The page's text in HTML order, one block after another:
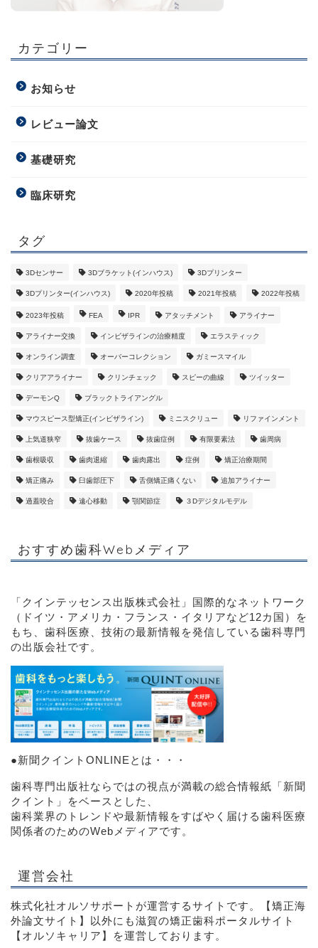
カテゴリー
お知らせ
レビュー論文
基礎研究
臨床研究
タグ
3Dセンサー 3Dブラケット(インハウス) 3Dプリンター
3Dプリンター(インハウス) 2020年投稿 2021年投稿 2022年投稿
2023年投稿 FEA IPR アタッチメント アライナー
アライナー交換 インビザラインの治療精度 エラスティック
オンライン調査 オーバーコレクション ガミースマイル
クリアアライナー クリンチェック スピーの曲線 ツイッター
デーモンQ ブラックトライアングル
マウスピース型矯正(インビザライン) ミニスクリュー リファインメント
上気道狭窄 抜歯ケース 抜歯症例 有限要素法 歯周病
歯根吸収 歯肉退縮 歯肉露出 症例 矯正治療期間
矯正痛み 臼歯部圧下 舌側矯正痛くない 追加アライナー
過蓋咬合 遠心移動 顎関節症 ３Dデジタルモデル
おすすめ歯科Webメディア
「クインテッセンス出版株式会社」 国際的なネットワーク
（ドイツ・アメリカ・フランス・イタリアなど12カ国）を
もち、歯科医療、技術の最新情報を発信している歯科専門
の出版会社です。
●新聞クイントONLINEとは・・・
歯科専門出版社ならではの視点が満載の総合情報紙「新聞
クイント」をベースとした、
歯科業界のトレンドや最新情報をすばやく届ける歯科医療
関係者のためのWebメディアです。
運営会社
株式化社オルソサポートが運営するサイトです。【矯正海
外論文サイト】以外にも滋賀の矯正歯科ポータルサイト
【オルソキャリア】
を運営しております。